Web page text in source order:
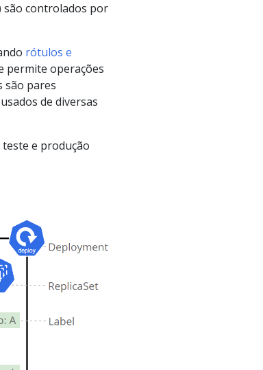
são controlados por
rótulos e
permite operações
são pares
de diversas
e produção